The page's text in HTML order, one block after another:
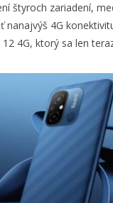
štyroch zariadení,
nanajvýš 4G
4G, ktorý sa len